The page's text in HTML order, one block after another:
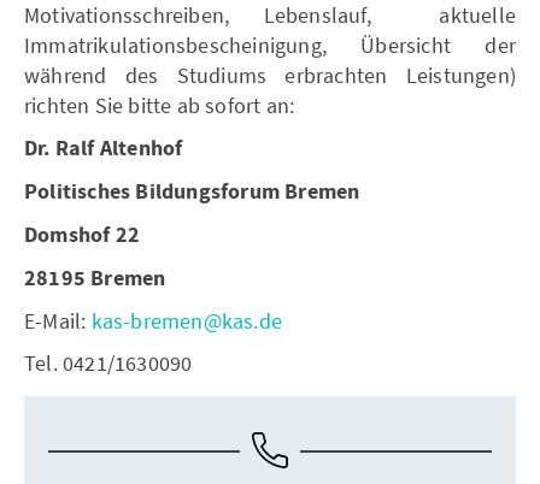
Motivationsschreiben, Lebenslauf, aktuelle
Immatrikulationsbescheinigung, Übersicht der
während des Studiums erbrachten Leistungen)
richten Sie bitte ab sofort an:
Dr. Ralf Altenhof
Politisches Bildungsforum Bremen
Domshof 22
28195 Bremen
E-Mail: kas-bremen@kas.de
Tel. 0421/1630090